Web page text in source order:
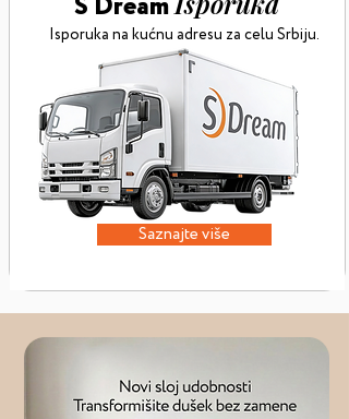
Isporuka na kućnu adresu za celu Srbiju.
Saznajte više